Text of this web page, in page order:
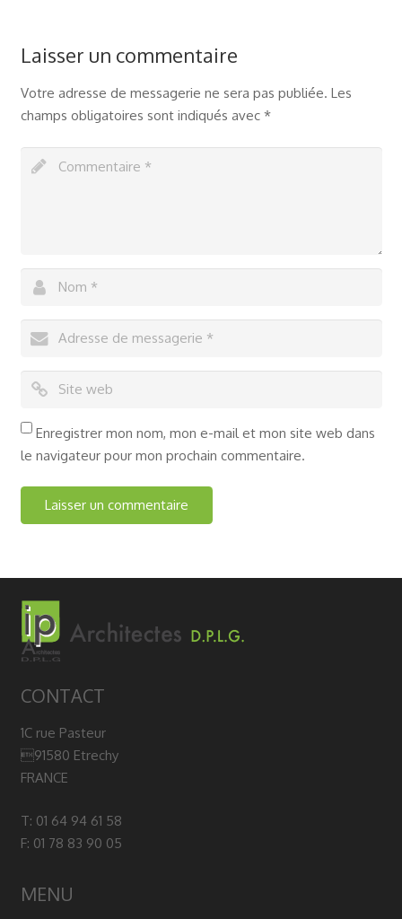
Laisser un commentaire
Votre adresse de messagerie ne sera pas publiée. Les
champs obligatoires sont indiqués avec *
Enregistrer mon nom, mon e-mail et mon site web dans
le navigateur pour mon prochain commentaire.
CONTACT
1C rue Pasteur
91580 Etrechy
FRANCE
T: 01 64 94 61 58
F: 01 78 83 90 05
MENU